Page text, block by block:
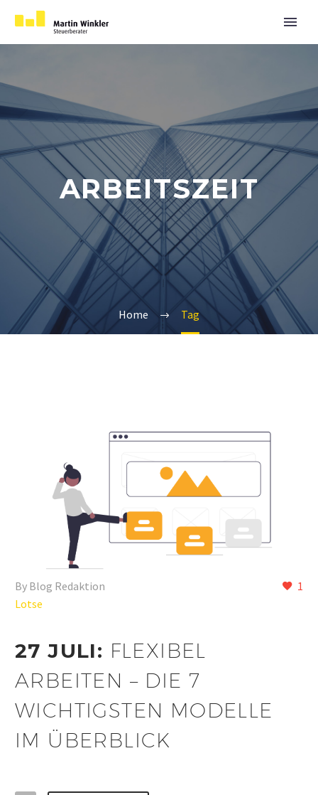
ARBEITSZEIT
Home Tag
1
By Blog Redaktion
Lotse
27 JULI: FLEXIBEL
ARBEITEN – DIE 7
WICHTIGSTEN MODELLE
IM ÜBERBLICK